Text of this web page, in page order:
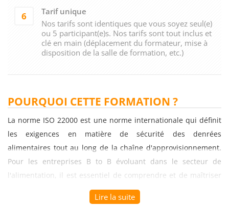
6
Tarif unique
Nos tarifs sont identiques que vous soyez seul(e)
ou 5 participant(e)s. Nos tarifs sont tout inclus et
clé en main (déplacement du formateur, mise à
disposition de la salle de formation, etc.)
POURQUOI CETTE FORMATION ?
La norme ISO 22000 est une norme internationale qui définit
les exigences en matière de sécurité des denrées
alimentaires tout au long de la chaîne d'approvisionnement.
Pour les entreprises B to B évoluant dans le secteur de
l'alimentation, il est essentiel de comprendre et de maîtriser
cette norme afin de garantir la sécurité des produits
alimentaires et la satisfaction des clients. Une formation axée
Lire la suite